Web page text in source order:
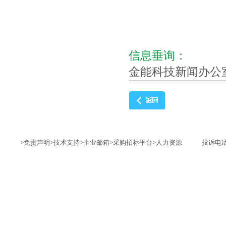
信息垂询：
金能科技新闻办公
>免责声明>技术支持>企业邮箱>采购招标平台>人力资源 投诉电话：